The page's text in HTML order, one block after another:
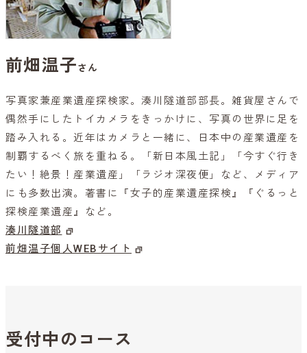
前畑温子さん
写真家兼産業遺産探検家。湊川隧道部部長。雑貨屋さんで
偶然手にしたトイカメラをきっかけに、写真の世界に足を
踏み入れる。近年はカメラと一緒に、日本中の産業遺産を
制覇するべく旅を重ねる。「新日本風土記」「今すぐ行き
たい！絶景！産業遺産」「ラジオ深夜便」など、メディア
にも多数出演。著書に『女子的産業遺産探検』『ぐるっと
探検産業遺産』など。
湊川隧道部
前畑温子個人WEBサイト
受付中のコース